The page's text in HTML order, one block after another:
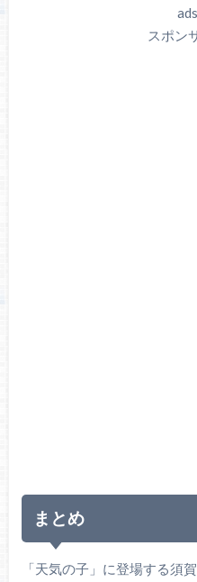
スポン
まとめ
「天気の子」に登場する須